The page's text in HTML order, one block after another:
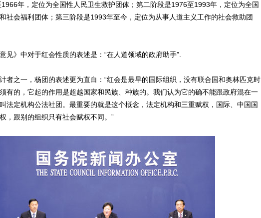
年，定位为全国性人民卫生救护团体；第二阶段是1976至1993年，定位为全国
社会福利团体；第三阶段是1993年至今，定位为从事人道主义工作的社会救助团
》中对于红会性质的表述是：“在人道领域的政府助手”.
之一，杨团的表述更为直白：“红会是最早的国际组织，没有联合国和奥林匹克时
有的，它起的作用是超越国家和民族、种族的。我们认为它的确不能跟政府混在一
法定机构公法社团。最重要的就是这个概念，法定机构和三重赋权，国际、中国国
，跟别的组织只有社会赋权不同。”